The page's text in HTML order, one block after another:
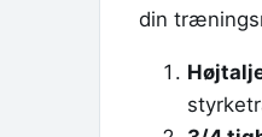
din